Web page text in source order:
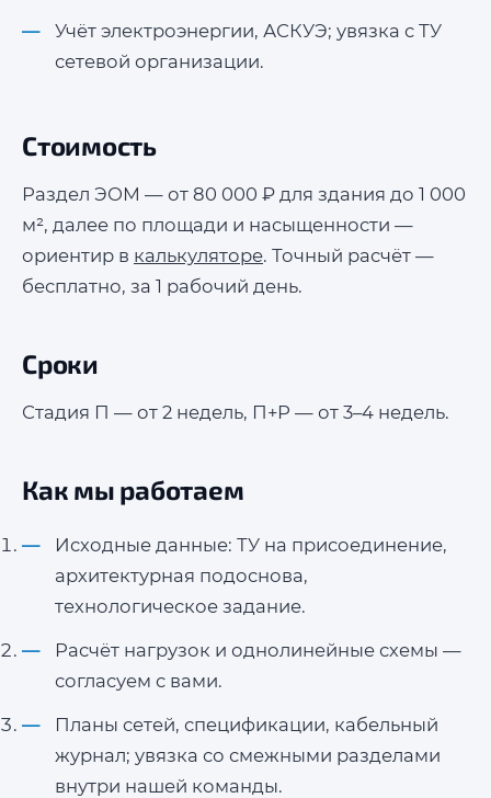
Учёт электроэнергии, АСКУЭ; увязка с ТУ
сетевой организации.
Стоимость
Раздел ЭОМ — от 80 000 ₽ для здания до 1 000
м², далее по площади и насыщенности —
ориентир в калькуляторе. Точный расчёт —
бесплатно, за 1 рабочий день.
Сроки
Стадия П — от 2 недель, П+Р — от 3–4 недель.
Как мы работаем
Исходные данные: ТУ на присоединение,
архитектурная подоснова,
технологическое задание.
Расчёт нагрузок и однолинейные схемы —
согласуем с вами.
Планы сетей, спецификации, кабельный
журнал; увязка со смежными разделами
внутри нашей команды.